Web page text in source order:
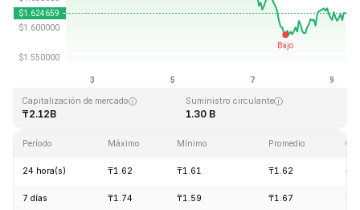
Máximo histórico
Capitalización de mercado
₸2.12B
Suministro circulante
1.30 B
Período Máximo Mínimo Promedio
24 hora(s) ₸1.62 ₸1.61 ₸1.62
7 días ₸1.74 ₸1.59 ₸1.67 -